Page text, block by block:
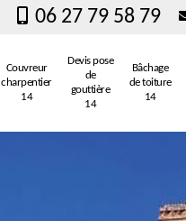
06 27 79 58 79
Couvreur
charpentier
14
Devis pose
de
gouttière
14
Bâchage
de toiture
14